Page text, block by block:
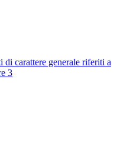
di carattere generale riferiti a
3